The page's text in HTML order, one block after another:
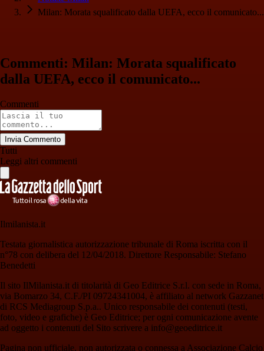
Milan: Morata squalificato dalla UEFA, ecco il comunicato...
Commenti: Milan: Morata squalificato
dalla UEFA, ecco il comunicato...
Commenti
Invia Commento
Tutti
Leggi altri commenti
Ilmilanista.it
Testata giornalistica autorizzazione tribunale di Roma iscritta con il
n°78 con delibera del 12/04/2018. Direttore Responsabile: Stefano
Benedetti
Il sito IlMilanista.it di titolarità di Geo Editrice S.r.l. con sede in Roma,
via Bomarzo 34, C.F./PI 09724341004, è affiliato al network Gazzanet
di RCS Mediagroup S.p.a.. Unico responsabile dei contenuti (testi,
foto, video e grafiche) è Geo Editrice; per ogni comunicazione avente
ad oggetto i contenuti del Sito scrivere a info@geoeditrice.it
Pagina non ufficiale, non autorizzata o connessa a Associazione Calcio